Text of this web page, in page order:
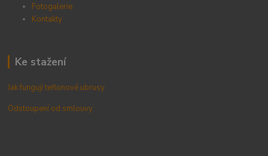
Fotogalerie
Kontakty
Ke stažení
Jak fungují teflonové ubrusy
Odstoupení od smlouvy